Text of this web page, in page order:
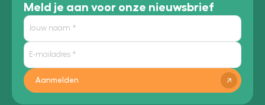
Meld je aan voor onze nieuwsbrief
Aanmelden